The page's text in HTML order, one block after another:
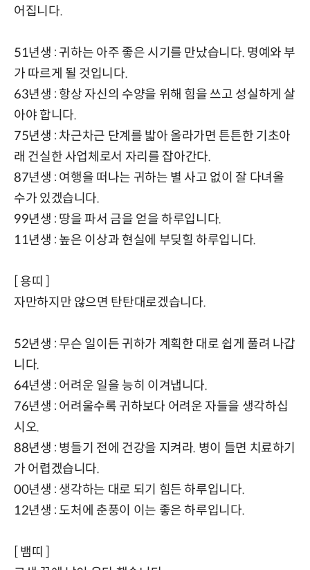
어집니다.
51년생 : 귀하는 아주 좋은 시기를 만났습니다. 명예와 부
가 따르게 될 것입니다.
63년생 : 항상 자신의 수양을 위해 힘을 쓰고 성실하게 살
아야 합니다.
75년생 : 차근차근 단계를 밟아 올라가면 튼튼한 기초아
래 건실한 사업체로서 자리를 잡아간다.
87년생 : 여행을 떠나는 귀하는 별 사고 없이 잘 다녀올
수가 있겠습니다.
99년생 : 땅을 파서 금을 얻을 하루입니다.
11년생 : 높은 이상과 현실에 부딪힐 하루입니다.
[ 용띠 ]
자만하지만 않으면 탄탄대로겠습니다.
52년생 : 무슨 일이든 귀하가 계획한 대로 쉽게 풀려 나갑
니다.
64년생 : 어려운 일을 능히 이겨냅니다.
76년생 : 어려울수록 귀하보다 어려운 자들을 생각하십
시오.
88년생 : 병들기 전에 건강을 지켜라. 병이 들면 치료하기
가 어렵겠습니다.
00년생 : 생각하는 대로 되기 힘든 하루입니다.
12년생 : 도처에 춘풍이 이는 좋은 하루입니다.
[ 뱀띠 ]